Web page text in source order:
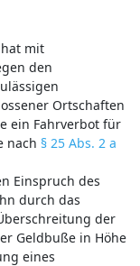
mit
den
Ortschaften
ein Fahrverbot für
nach § 25 Abs. 2 a
Einspruch des
durch das
der
Geldbuße in Höhe
eines